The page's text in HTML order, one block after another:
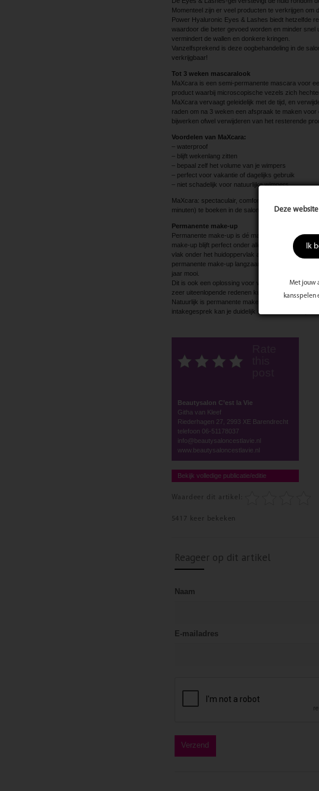
Deze
Ik
Met jouw
kansspelen
Momenteel zijn er veel producten te verkrijgen om
Power Hyaluronic Eyes & Lashes biedt hetzelfde
waardoor die beter gevoed worden en minder
vermindert de wallen en donkere kringen.
Vanzelfsprekend is deze oogbehandeling in de
verkrijgbaar!
Tot 3 weken mascaralook
MaXcara is een semi-permanente mascara voor
product waarbij microscopische vezels zich
MaXcara vervaagt geleidelijk met de tijd, en
raden om na 3 weken een afspraak te maken
bijwerken ofwel verwijderen van het resterende
Voordelen van MaXcara:
– waterproof
– blijft wekenlang zitten
– bepaal zelf het volume van je wimpers
– perfect voor vakantie of dagelijks gebruik
– niet schadelijk voor natuurlijke wimpers
MaXcara: spectaculair, comfortabel en een
minuten) te boeken in de salon.
Permanente make-up
Permanente make-up is dé manier om er perfect
make-up blijft perfect onder alle omstandigheden.
vlak onder het huidoppervlak aangebracht. Anders
permanente make-up langzaam lichter. Afhankelijk
jaar mooi.
Dit is ook een oplossing voor veel problemen,
zeer uiteenlopende redenen kun je kiezen voor
Natuurlijk is permanente make up niet alleen
intakegesprek kan je duidelijk maken wat voor jou
Beautysalon C’est la Vie
Githa van Kleef
Riederhagen 27, 2993 XE Barendrecht
telefoon 06-51178037
info@beautysaloncestlavie.nl
www.beautysaloncestlavie.nl
Bekijk volledige publicatie/editie
Waardeer dit artikel:
5417 keer bekeken
Reageer op dit artikel
Naam
E-mailadres